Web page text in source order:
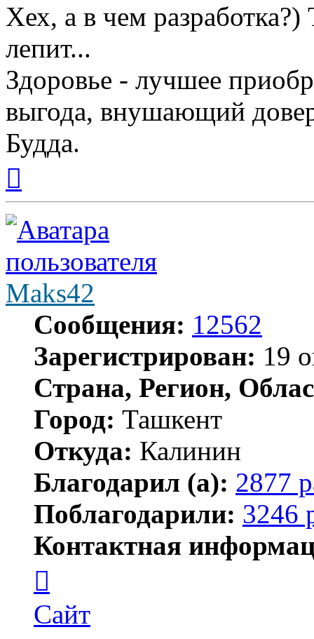
Хех, а в чем
лепит...
Здоровье - лучшее
выгода, внушающий
Будда.
началу
Maks42
Сообщения: 12562
Зарегистрирован: 19
Страна, Регион,
Город: Ташкент
Откуда: Калинин
Благодарил (а): 2877
Поблагодарили: 3246
Контактная
пользователя
Maks42
Сайт